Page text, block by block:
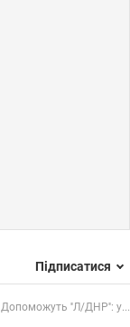
Підписатися
Допоможуть ''Л/ДНР'': у...